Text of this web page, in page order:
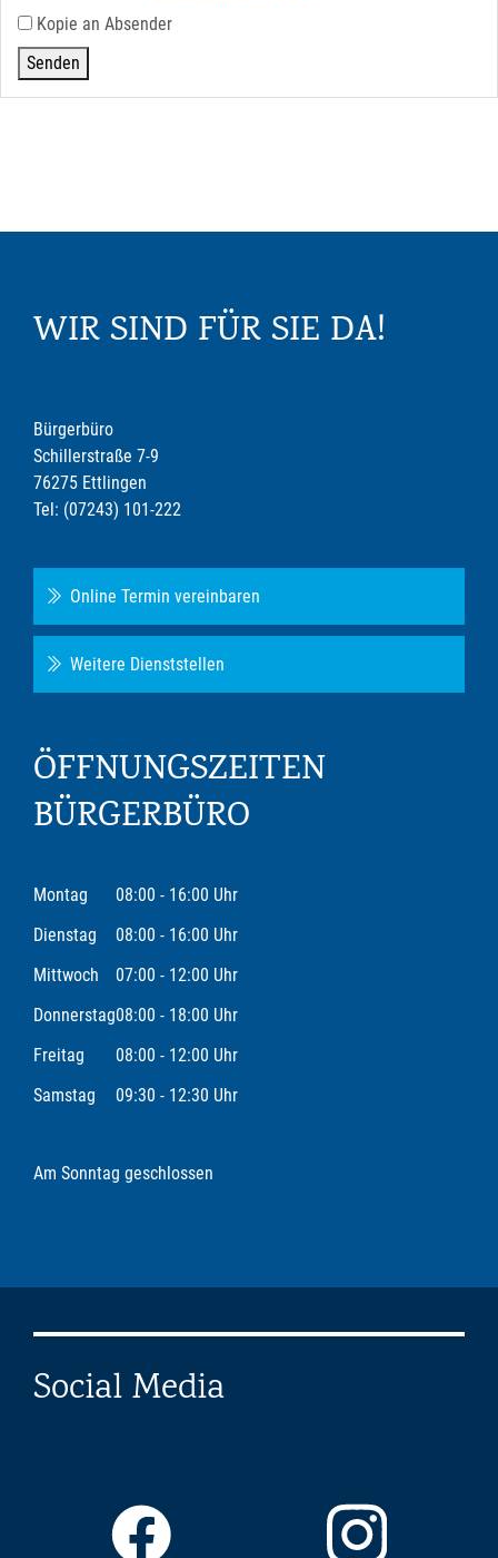
Kopie an Absender
WIR SIND FÜR SIE DA!
Bürgerbüro
Schillerstraße 7-9
76275 Ettlingen
Tel: (07243) 101-222
Online Termin vereinbaren
Weitere Dienststellen
ÖFFNUNGSZEITEN
BÜRGERBÜRO
Montag
08:00 - 16:00 Uhr
Dienstag
08:00 - 16:00 Uhr
Mittwoch
07:00 - 12:00 Uhr
Donnerstag08:00 - 18:00 Uhr
Freitag
08:00 - 12:00 Uhr
Samstag
09:30 - 12:30 Uhr
Am Sonntag geschlossen
Social Media